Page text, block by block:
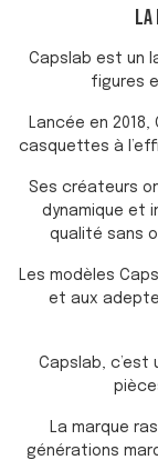
LA
Capslab est un
figures
Lancée en
casquettes à
Ses créateurs
dynamique et
qualité sans
Les modèles
et aux
Capslab, c’est
La marque
générations